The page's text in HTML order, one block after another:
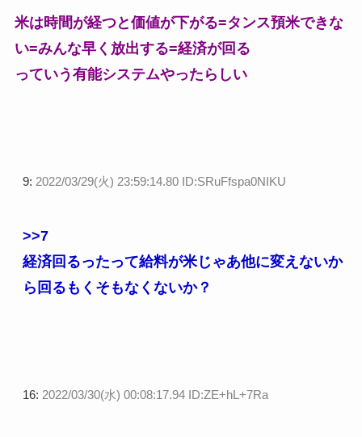
米は時間が経つと価値が下がる=タンス預米できな
い=みんな早く放出する=経済が回る
っていう有能システムやったらしい
9: 2022/03/29(火) 23:59:14.80 ID:SRuFfspa0NIKU
>>7
経済回るったって給料が米じゃあ他に変えないか
ら回るもくそもなくないか？
16: 2022/03/30(水) 00:08:17.94 ID:ZE+hL+7Ra